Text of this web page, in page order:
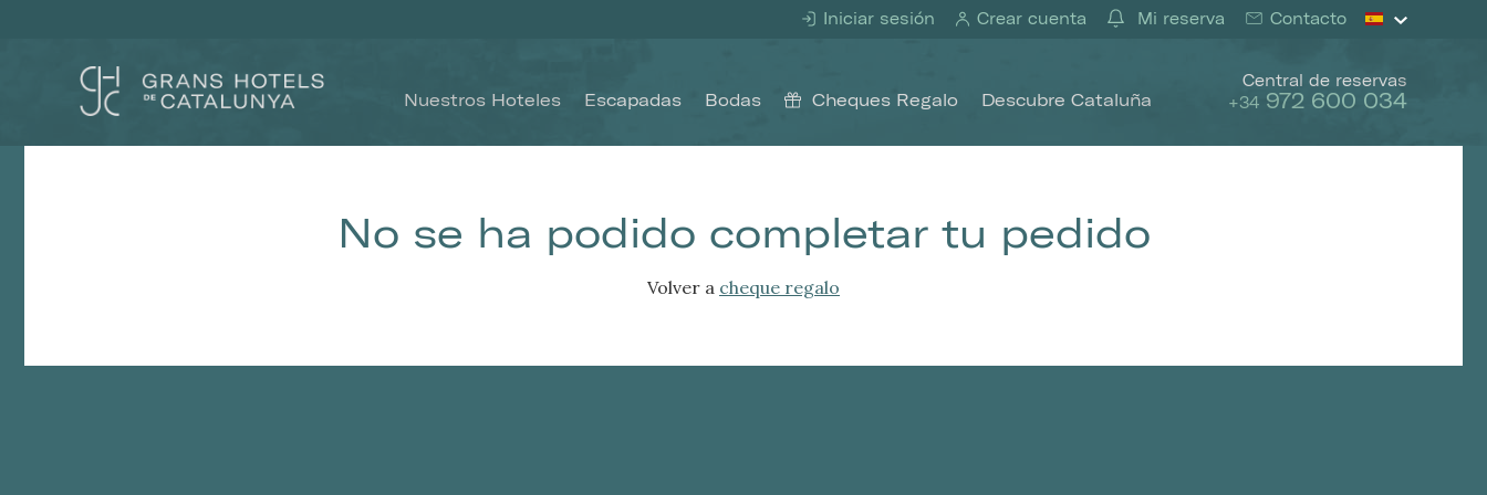
Iniciar sesión Crear cuenta Mi reserva Contacto
Nuestros Hoteles Escapadas Bodas Cheques Regalo Descubre Cataluña
Central de reservas
+34 972 600 034
No se ha podido completar tu pedido
Volver a cheque regalo